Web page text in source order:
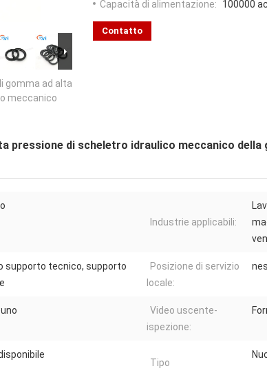
gomma ad alta
meccanico
Capacità di alimentazione:
100000
Contatto
pressione di scheletro idraulico meccanico della
Industrie applicabili:
supporto tecnico, supporto
Posizione di servizio
locale:
Video uscente-
ispezione:
Tipo